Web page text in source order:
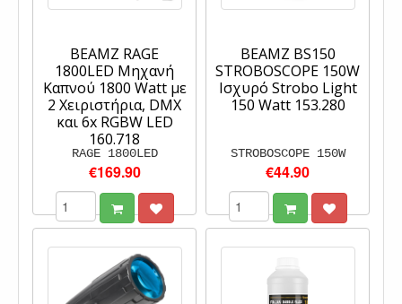
BEAMZ RAGE
1800LED Μηχανή
Καπνού 1800 Watt με
2 Χειριστήρια, DMX
και 6x RGBW LED
160.718
RAGE 1800LED
€169.90
BEAMZ BS150
STROBOSCOPE 150W
Ισχυρό Strobo Light
150 Watt 153.280
STROBOSCOPE 150W
€44.90